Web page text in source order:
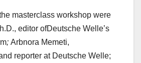
masterclass workshop were
editor ofDeutsche Welle’s
; Arbnora Memeti,
reporter at Deutsche Welle;